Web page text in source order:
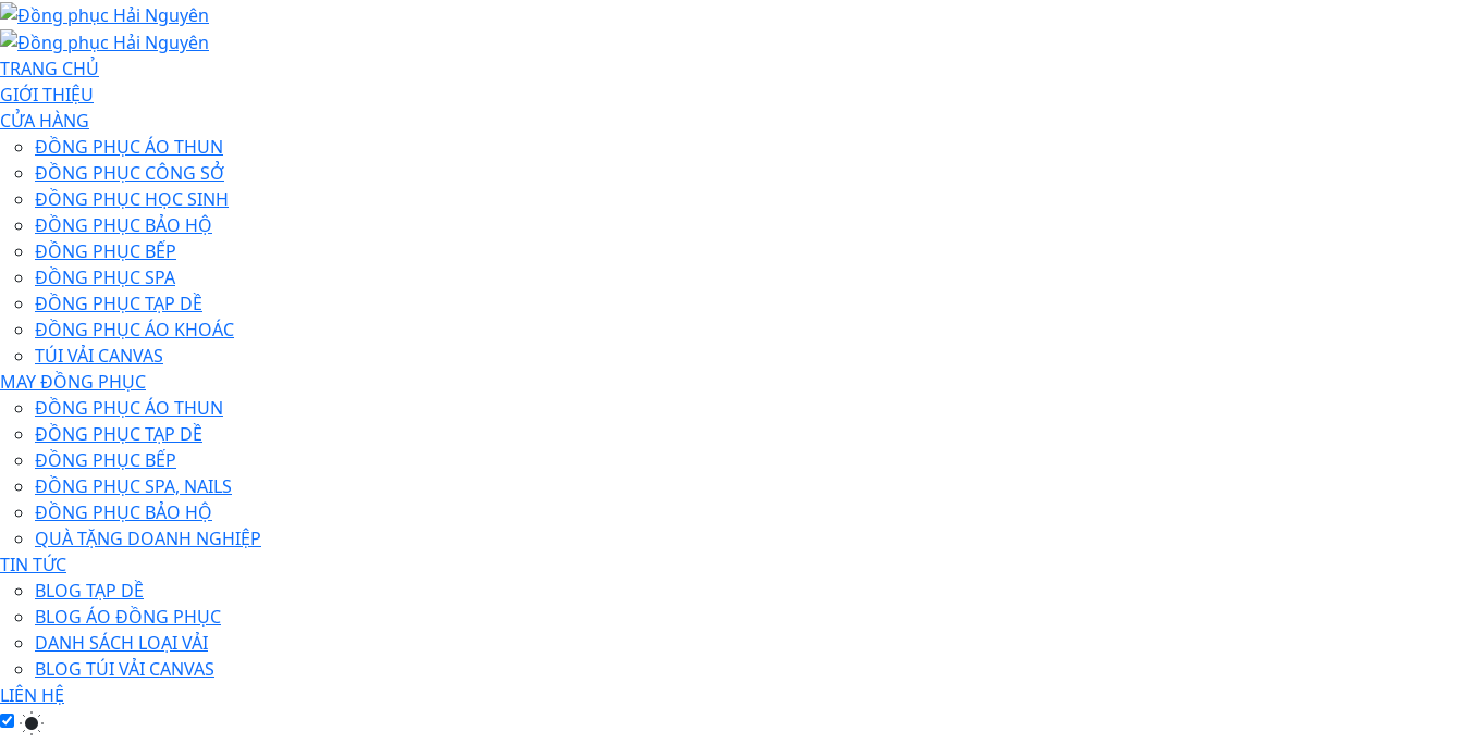
TRANG CHỦ
GIỚI THIỆU
CỬA HÀNG
ĐỒNG PHỤC ÁO THUN
ĐỒNG PHỤC CÔNG SỞ
ĐỒNG PHỤC HỌC SINH
ĐỒNG PHỤC BẢO HỘ
ĐỒNG PHỤC BẾP
ĐỒNG PHỤC SPA
ĐỒNG PHỤC TẠP DỀ
ĐỒNG PHỤC ÁO KHOÁC
TÚI VẢI CANVAS
MAY ĐỒNG PHỤC
ĐỒNG PHỤC ÁO THUN
ĐỒNG PHỤC TẠP DỀ
ĐỒNG PHỤC BẾP
ĐỒNG PHỤC SPA, NAILS
ĐỒNG PHỤC BẢO HỘ
QUÀ TẶNG DOANH NGHIỆP
TIN TỨC
BLOG TẠP DỀ
BLOG ÁO ĐỒNG PHỤC
DANH SÁCH LOẠI VẢI
BLOG TÚI VẢI CANVAS
LIÊN HỆ